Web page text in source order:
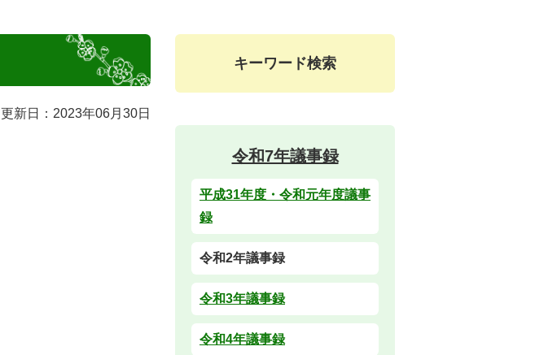
更新日：2023年06月30日
キーワード検索
令和7年議事録
平成31年度・令和元年度議事
録
令和2年議事録
令和3年議事録
令和4年議事録